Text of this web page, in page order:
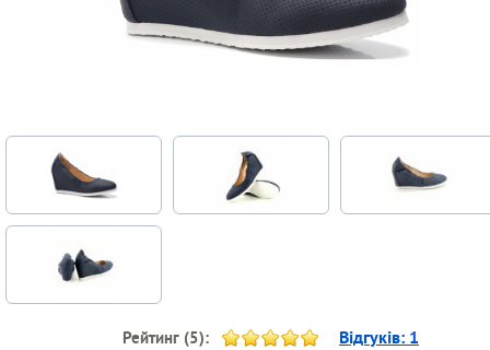
Рейтинг (5): Відгуків: 1